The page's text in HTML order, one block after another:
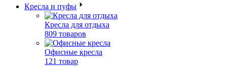
Кресла и пуфы
Кресла для отдыха
809 товаров
Офисные кресла
121 товар